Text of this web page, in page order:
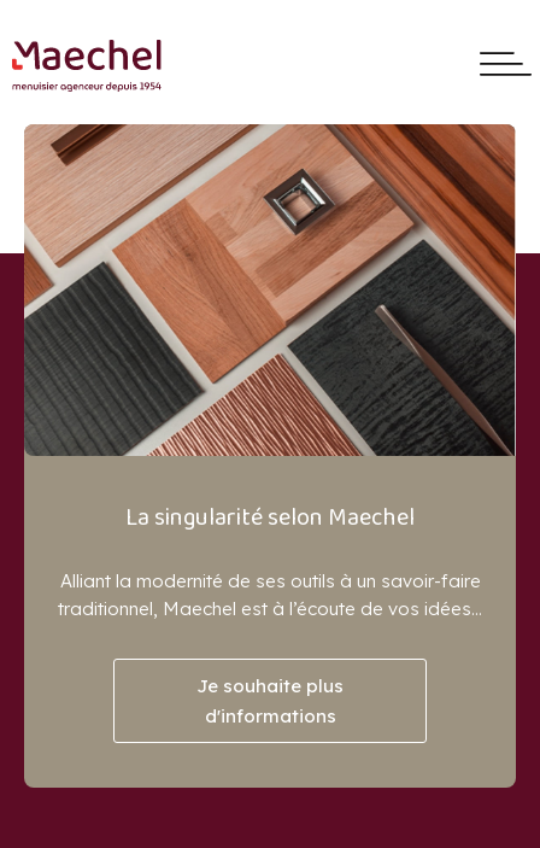
La singularité selon Maechel
Alliant la modernité de ses outils à un savoir-faire
traditionnel, Maechel est à l’écoute de vos idées...
Je souhaite plus
d'informations